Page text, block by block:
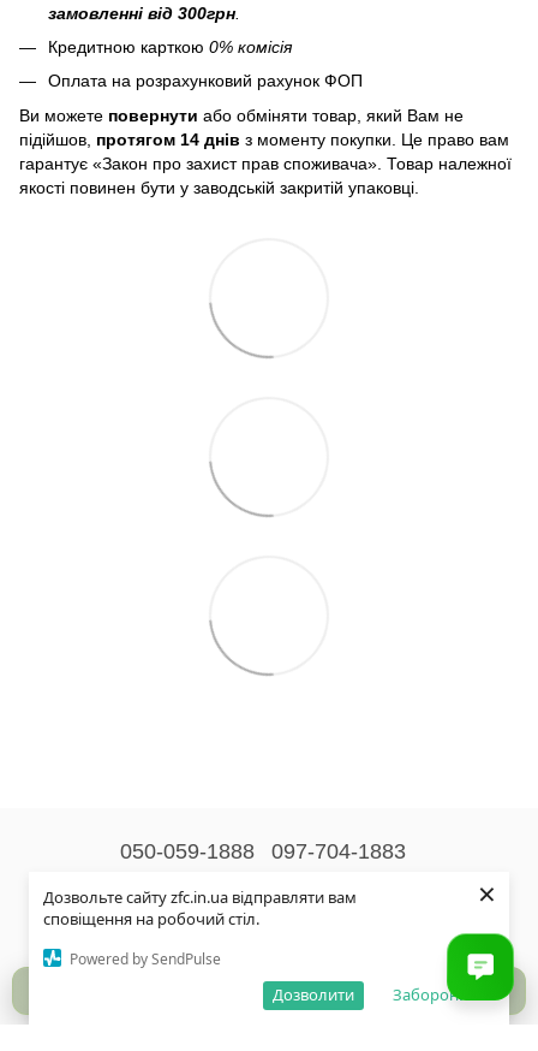
Дозвольте сайту zfc.in.ua відправляти вам
сповіщення на робочий стіл.
Powered by SendPulse
Заборонити
Дозволити
×
замовленні від 300грн
Кредитною карткою 0% комісія
Оплата на розрахунковий рахунок ФОП
Ви можете повернути або обміняти товар, який Вам не
підійшов, протягом 14 днів з моменту покупки. Це право вам
гарантує «Закон про захист прав споживача». Товар належної
якості повинен бути у заводській закритій упаковці.
050-059-1888 097-704-1883
Контактна інформація
© 2026